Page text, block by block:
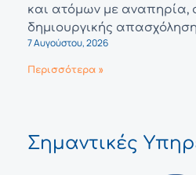
και ατόμων με αναπηρία,
δημιουργικής
7 Αυγούστου, 2026
Περισσότερα »
Σημαντικές